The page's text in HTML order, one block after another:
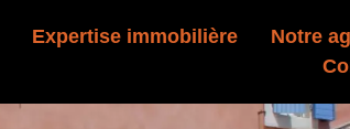
Expertise immobilière
Notre